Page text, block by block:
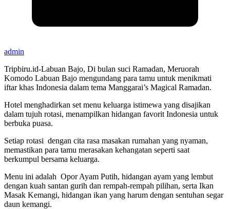
admin
Tripbiru.id-Labuan Bajo, Di bulan suci Ramadan, Meruorah
Komodo Labuan Bajo mengundang para tamu untuk menikmati
iftar khas Indonesia dalam tema Manggarai’s Magical Ramadan.
Hotel menghadirkan set menu keluarga istimewa yang disajikan
dalam tujuh rotasi, menampilkan hidangan favorit Indonesia untuk
berbuka puasa.
Setiap rotasi dengan cita rasa masakan rumahan yang nyaman,
memastikan para tamu merasakan kehangatan seperti saat
berkumpul bersama keluarga.
Menu ini adalah Opor Ayam Putih, hidangan ayam yang lembut
dengan kuah santan gurih dan rempah-rempah pilihan, serta Ikan
Masak Kemangi, hidangan ikan yang harum dengan sentuhan segar
daun kemangi.